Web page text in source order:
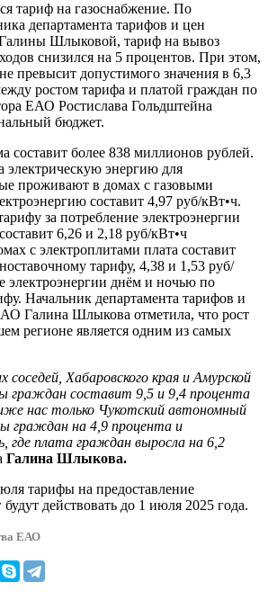
тариф на газоснабжение. По
департамента тарифов и цен
Шлыковой, тариф на вывоз
снизился на 5 процентов. При этом,
превысит допустимого значения в 6,3
ростом тарифа и платой граждан по
ЕАО Ростислава Гольдштейна
бюджет.
составит более 838 миллионов рублей.
электрическую энергию для
проживают в домах с газовыми
составит 4,97 руб/кВт•ч.
за потребление электроэнергии
6,26 и 2,18 руб/кВт•ч
с электроплитами плата составит
тарифу, 4,38 и 1,53 руб/
электроэнергии днём и ночью по
Начальник департамента тарифов и
Галина Шлыкова отметила, что рост
регионе является одним из самых
Хабаровского края и Амурской
граждан составит 9,5 и 9,4 процента
нас только Чукотский автономный
граждан на 4,9 процента и
где плата граждан выросла на 6,2
Галина Шлыкова.
тарифы на предоставление
действовать до 1 июля 2025 года.
ЕАО